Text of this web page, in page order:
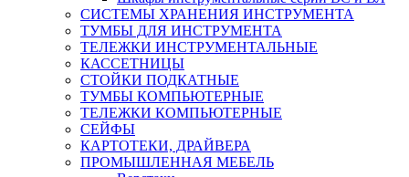
СИСТЕМЫ ХРАНЕНИЯ ИНСТРУМЕНТА
ТУМБЫ ДЛЯ ИНСТРУМЕНТА
ТЕЛЕЖКИ ИНСТРУМЕНТАЛЬНЫЕ
КАССЕТНИЦЫ
СТОЙКИ ПОДКАТНЫЕ
ТУМБЫ КОМПЬЮТЕРНЫЕ
ТЕЛЕЖКИ КОМПЬЮТЕРНЫЕ
СЕЙФЫ
КАРТОТЕКИ, ДРАЙВЕРА
ПРОМЫШЛЕННАЯ МЕБЕЛЬ